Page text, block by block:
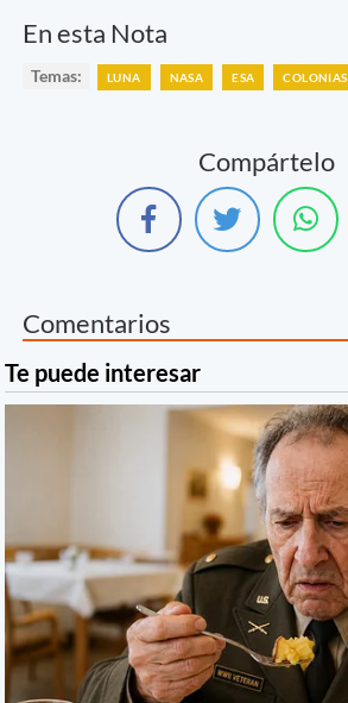
En esta Nota
Temas: LUNA NASA ESA COLONIAS
Compártelo
Comentarios